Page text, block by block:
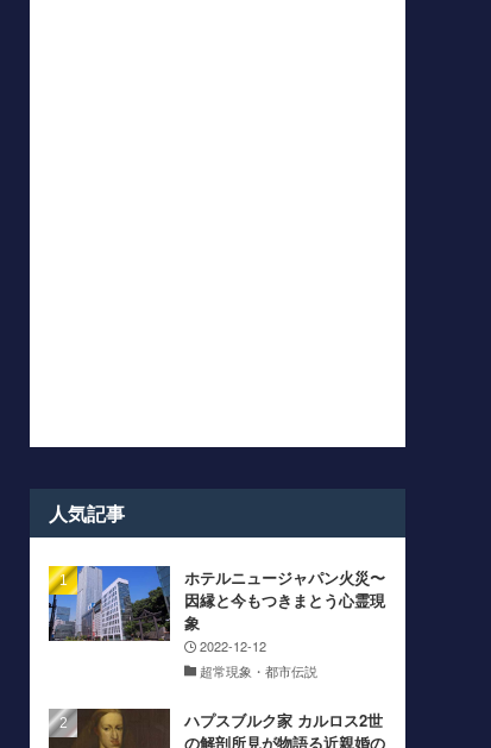
人気記事
ホテルニュージャパン火災〜
因縁と今もつきまとう心霊現
象
2022-12-12
超常現象・都市伝説
ハプスブルク家 カルロス2世
の解剖所見が物語る近親婚の